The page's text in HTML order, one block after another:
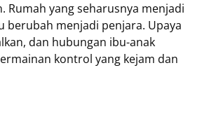
Rumah yang seharusnya menjadi
berubah menjadi penjara. Upaya
dan hubungan ibu-anak
kontrol yang kejam dan